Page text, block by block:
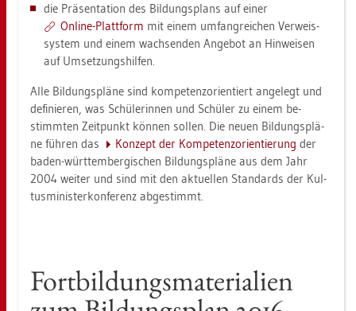
die Prä­sen­ta­ti­on des Bil­dungs­plans auf einer
On­line-Platt­form mit einem um­fang­rei­chen Ver­weis­
sys­tem und einem wach­sen­den An­ge­bot an Hin­wei­sen
auf Um­set­zungs­hil­fen.
Alle Bil­dungs­plä­ne sind kom­pe­tenz­ori­en­tiert an­ge­legt und
de­fi­nie­ren, was Schü­le­rin­nen und Schü­ler zu einem be­
stimm­ten Zeit­punkt kön­nen sol­len. Die neuen Bil­dungs­plä­
ne füh­ren das
Kon­zept der Kom­pe­tenz­ori­en­tie­rung der
baden-würt­tem­ber­gi­schen Bil­dungs­plä­ne aus dem Jahr
2004 wei­ter und sind mit den ak­tu­el­len Stan­dards der Kul­
tus­mi­nis­ter­kon­fe­renz ab­ge­stimmt.
Fort­bil­dungs­ma­te­ria­li­en